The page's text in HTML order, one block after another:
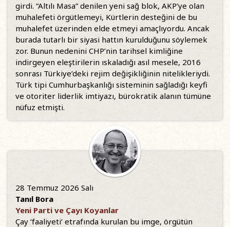
girdi. “Altılı Masa” denilen yeni sağ blok, AKP’ye olan
muhalefeti örgütlemeyi, Kürtlerin desteğini de bu
muhalefet üzerinden elde etmeyi amaçlıyordu. Ancak
burada tutarlı bir siyasi hattın kurulduğunu söylemek
zor. Bunun nedenini CHP’nin tarihsel kimliğine
indirgeyen eleştirilerin ıskaladığı asıl mesele, 2016
sonrası Türkiye’deki rejim değişikliğinin nitelikleriydi.
Türk tipi Cumhurbaşkanlığı sisteminin sağladığı keyfi
ve otoriter liderlik imtiyazı, bürokratik alanın tümüne
nüfuz etmişti.
28 Temmuz 2026 Salı
Tanıl Bora
Yeni Parti ve Çayı Koyanlar
Çay ‘faaliyeti’ etrafında kurulan bu imge, örgütün